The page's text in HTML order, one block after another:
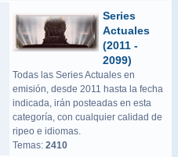
Series
Actuales
(2011 -
2099)
Todas las Series Actuales en
emisión, desde 2011 hasta la fecha
indicada, irán posteadas en esta
categoría, con cualquier calidad de
ripeo e idiomas.
Temas: 2410